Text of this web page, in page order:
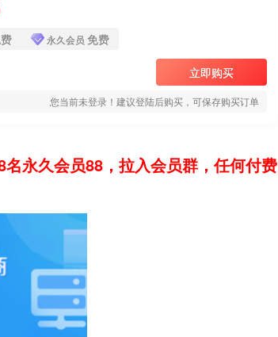
永久会员 免费
立即购买
您当前未登录！建议登陆后购买，可保存购买订单
永久会员88，拉入会员群，任何付费